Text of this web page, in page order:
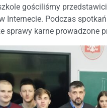
gościliśmy
Internecie. Podczas
sprawy karne prowadzone